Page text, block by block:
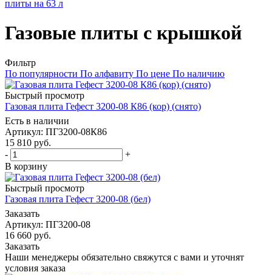
плиты на 63 л
Газовые плиты с крышкой
Фильтр
По популярности По алфавиту По цене По наличию
Быстрый просмотр
Газовая плита Гефест 3200-08 К86 (кор) (снято)
Есть в наличии
Артикул: ПГ3200-08К86
15 810 руб.
-
+
В корзину
Быстрый просмотр
Газовая плита Гефест 3200-08 (бел)
Заказать
Артикул: ПГ3200-08
16 660 руб.
Заказать
Наши менеджеры обязательно свяжутся с вами и уточнят
условия заказа